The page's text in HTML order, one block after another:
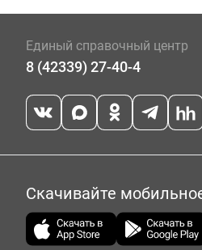
Единый справочный центр
8 (42339) 27-40-4
Скачивайте